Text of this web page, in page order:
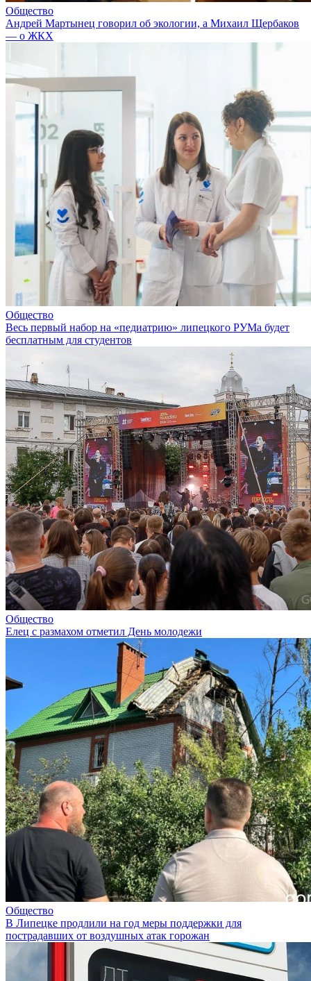
Общество
Андрей Мартынец говорил об экологии, а Михаил Щербаков
— о ЖКХ
Общество
Весь первый набор на «педиатрию» липецкого РУМа будет
бесплатным для студентов
Общество
Елец с размахом отметил День молодежи
Общество
В Липецке продлили на год меры поддержки для
пострадавших от воздушных атак горожан